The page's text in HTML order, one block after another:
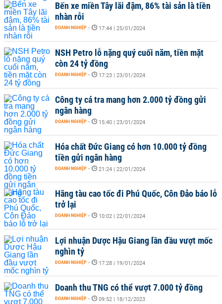
Bến xe miền Tây lãi đậm, 86% tài sản là tiền
nhàn rỗi
DOANH NGHIỆP - 17:44 | 25/01/2024
NSH Petro lỗ nặng quý cuối năm, tiền mặt
còn 24 tỷ đồng
DOANH NGHIỆP - 17:23 | 23/01/2024
Công ty cá tra mang hơn 2.000 tỷ đồng gửi
ngân hàng
DOANH NGHIỆP - 15:40 | 23/01/2024
Hóa chất Đức Giang có hơn 10.000 tỷ đồng
tiền gửi ngân hàng
DOANH NGHIỆP - 21:24 | 22/01/2024
Hãng tàu cao tốc đi Phú Quốc, Côn Đảo báo lỗ
trở lại
DOANH NGHIỆP - 10:02 | 22/01/2024
Lợi nhuận Dược Hậu Giang lần đầu vượt mốc
nghìn tỷ
DOANH NGHIỆP - 17:28 | 19/01/2024
Doanh thu TNG có thể vượt 7.000 tỷ đồng
DOANH NGHIỆP - 09:52 | 18/12/2023